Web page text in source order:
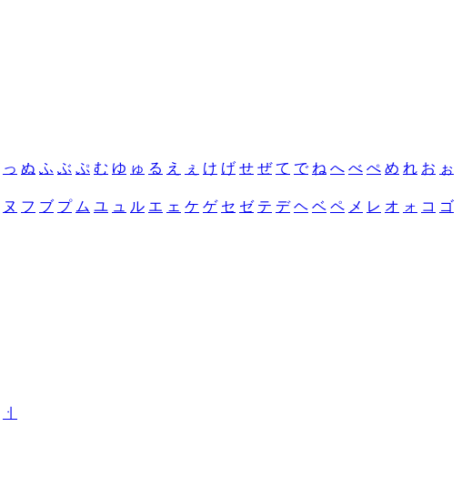
っ ぬ ふ ぶ ぷ む ゆ ゅ る え ぇ け げ せ ぜ て で ね へ べ ぺ め れ お ぉ
ヌ フ ブ プ ム ユ ュ ル エ ェ ケ ゲ セ ゼ テ デ ヘ ベ ペ メ レ オ ォ コ ゴ
ㆎ